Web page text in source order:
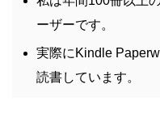
ーザーです。
実際にKindle
読書しています。